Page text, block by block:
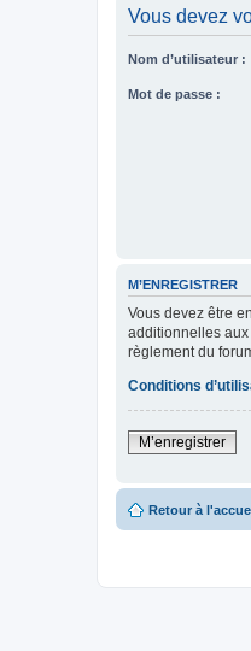
Vous devez
Nom d’utilisateur :
Mot de passe :
M’ENREGISTRER
Vous devez être
additionnelles aux
règlement du
Conditions
M’enregistrer
Retour à